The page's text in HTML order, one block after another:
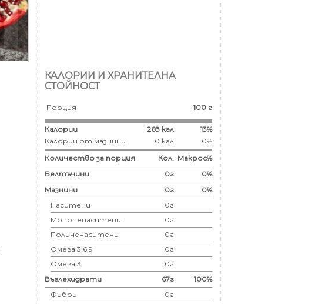
КАЛОРИИ И ХРАНИТЕЛНА
СТОЙНОСТ
Порция 100 г
Калории 268 кал
13%
Калории от мазнини
0 кал
0%
Количество за порция
Кол. Макрос%
Белтъчини
0г
0%
Мазнини
0г
0%
Наситени
0г
Мононенаситени
0г
Полиненаситени
0г
Омега 3,6,9
0г
Омега 3
0г
Въглехидрати
67г
100%
Фибри
0г